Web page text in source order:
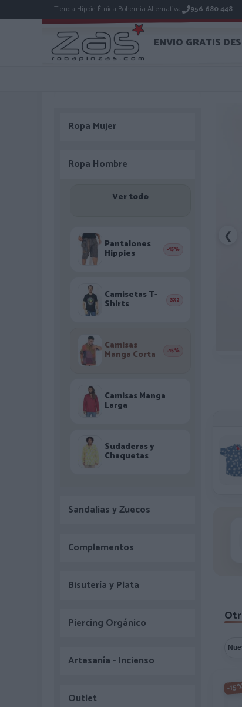
Tienda Hippie Étnica Bohemia Alternativa. 956 680 448
ENVIO GRATIS
Ropa Mujer
Ropa Hombre
Ver todo
Pantalones
Hippies -15%
Camisetas T-
Shirts 3X2
Camisas
Manga Corta -15%
Camisas Manga
Larga
Sudaderas y
Chaquetas
Sandalias y Zuecos
Complementos
Bisutería y Plata
Piercing Orgánico
Artesanía - Incienso
Outlet
❮
-